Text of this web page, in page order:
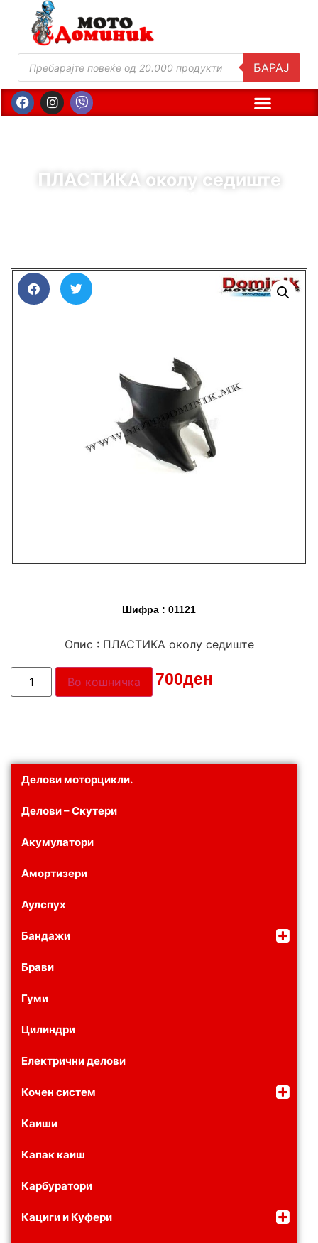
БАРАЈ
ПЛАСТИКА околу седиште
Делови моторцикли.
Делови – Скутери
Акумулатори
Амортизери
Аулспух
Бандажи
Брави
Гуми
Цилиндри
Електрични делови
Кочен систем
Каиши
Капак каиш
Карбуратори
Кациги и Куфери
Шифра : 01121
Опис : ПЛАСТИКА околу седиште
Цена: 700ден
Во кошничка